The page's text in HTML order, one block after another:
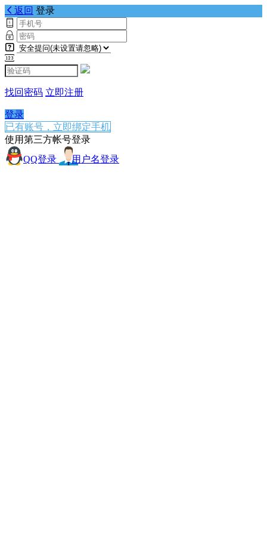
返回 登录
找回密码 立即注册
登录
已有账号，立即绑定手机
使用第三方帐号登录
QQ登录
用户名登录